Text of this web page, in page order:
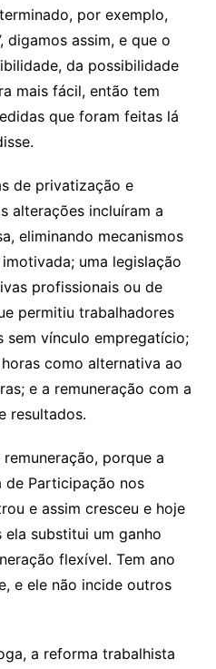
por exemplo,
digamos assim, e que o
da possibilidade
mais fácil, então tem
que foram feitas lá
de privatização e
alterações incluíram a
eliminando mecanismos
uma legislação
profissionais ou de
permitiu trabalhadores
sem vínculo empregatício;
como alternativa ao
e a remuneração com a
resultados.
porque a
de Participação nos
e assim cresceu e hoje
ela substitui um ganho
flexível. Tem ano
e ele não incide outros
a reforma trabalhista